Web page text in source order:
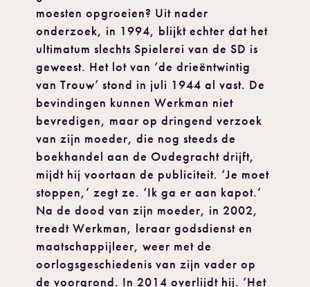
moesten opgroeien? Uit nader
onderzoek, in 1994, blijkt echter dat het
ultimatum slechts Spielerei van de SD is
geweest. Het lot van ‘de drieëntwintig
van Trouw’ stond in juli 1944 al vast. De
bevindingen kunnen Werkman niet
bevredigen, maar op dringend verzoek
van zijn moeder, die nog steeds de
boekhandel aan de Oudegracht drijft,
mijdt hij voortaan de publiciteit. ‘Je moet
stoppen,’ zegt ze. ‘Ik ga er aan kapot.’
Na de dood van zijn moeder, in 2002,
treedt Werkman, leraar godsdienst en
maatschappijleer, weer met de
oorlogsgeschiedenis van zijn vader op
de voorgrond. In 2014 overlijdt hij. ‘Het